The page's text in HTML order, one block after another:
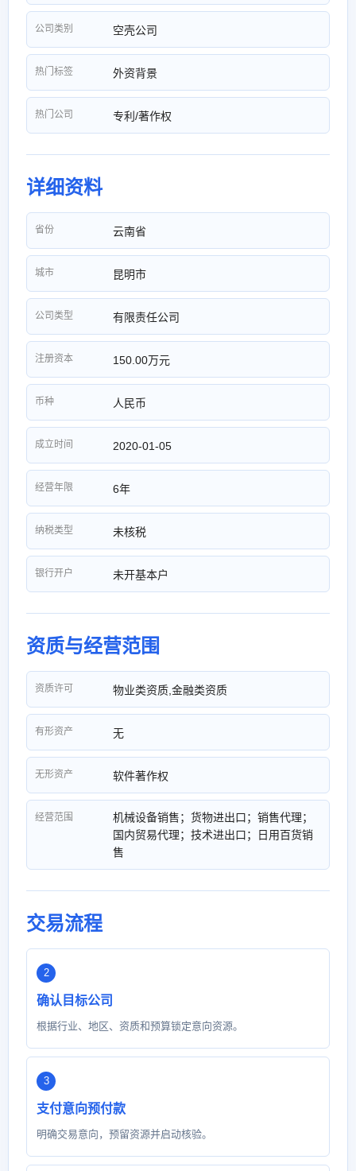
公司类别 空壳公司
热门标签 外资背景
热门公司 专利/著作权
详细资料
省份 云南省
城市 昆明市
公司类型 有限责任公司
注册资本 150.00万元
币种 人民币
成立时间 2020-01-05
经营年限 6年
纳税类型 未核税
银行开户 未开基本户
资质与经营范围
资质许可 物业类资质,金融类资质
有形资产 无
无形资产 软件著作权
经营范围
机械设备销售；货物进出口；销售代理；
国内贸易代理；技术进出口；日用百货销
售
交易流程
确认目标公司
根据行业、地区、资质和预算锁定意向资源。
支付意向预付款
明确交易意向，预留资源并启动核验。